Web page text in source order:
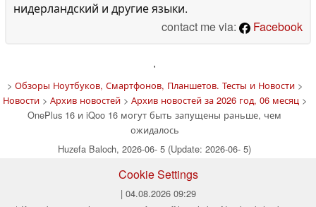
нидерландский и другие языки.
contact me via:
Facebook
'
> Обзоры Ноутбуков, Смартфонов, Планшетов. Тесты и Новости>
Новости> Архив новостей> Архив новостей за 2026 год, 06 месяц>
OnePlus 16 и iQoo 16 могут быть запущены раньше, чем
ожидалось
Huzefa Baloch, 2026-06- 5 (Update: 2026-06- 5)
Cookie Settings
| 04.08.2026 09:29